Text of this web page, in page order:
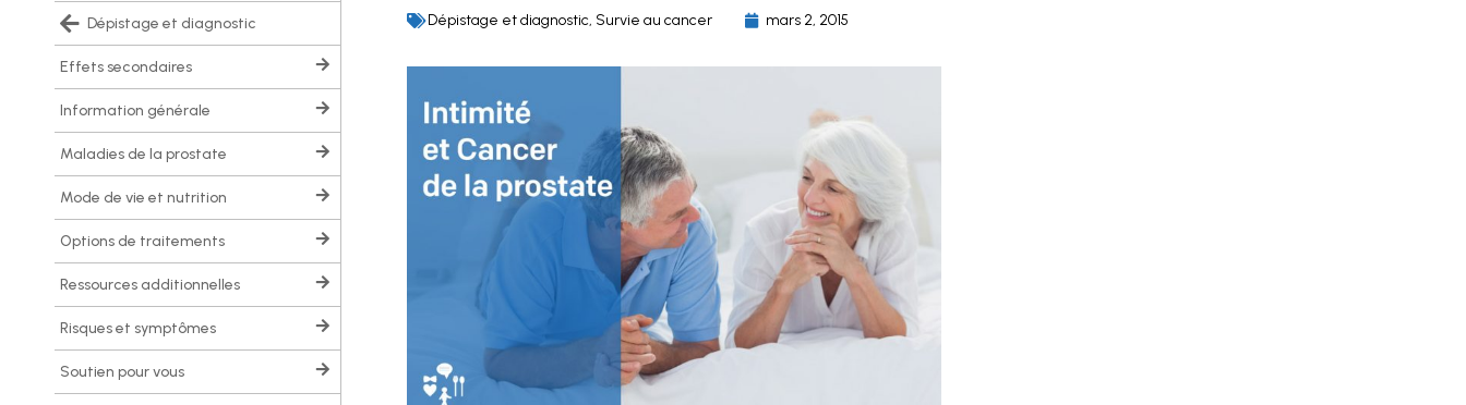
dépistage et diagnostic
effets secondaires
information générale
maladies de la prostate
mode de vie et nutrition
options de traitements
ressources additionnelles
risques et symptômes
soutien pour vous
Dépistage et diagnostic, Survie au cancer mars 2, 2015